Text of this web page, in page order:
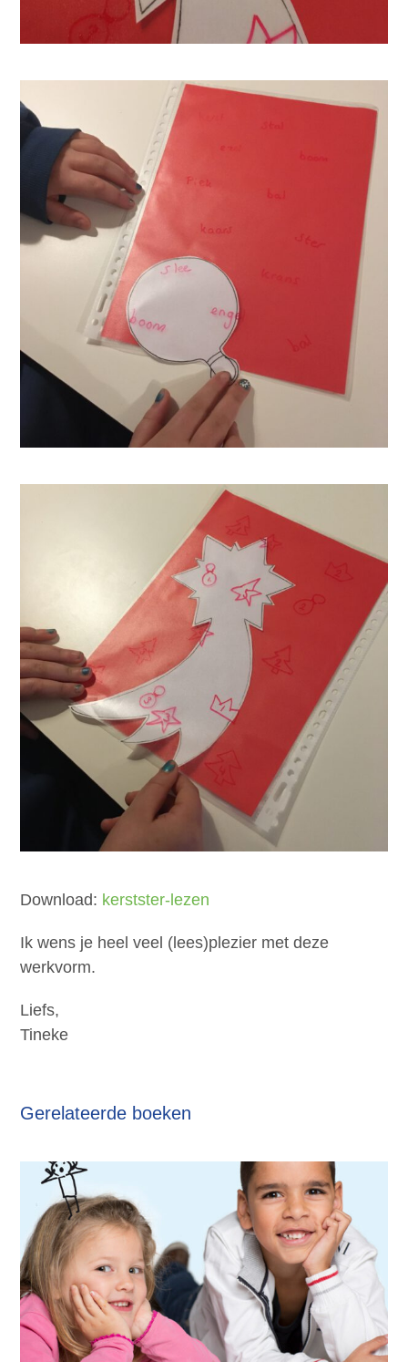
Download: kerstster-lezen
Ik wens je heel veel (lees)plezier met deze
werkvorm.
Liefs,
Tineke
Gerelateerde boeken